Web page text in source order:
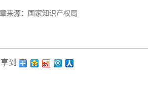
来源：国家知识产权局
到：